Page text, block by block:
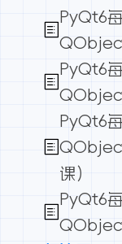
PyQt6
PyQt6
PyQt6
课）
PyQt6